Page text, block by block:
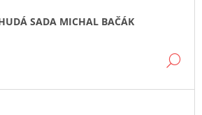
SADA MICHAL BAČÁK